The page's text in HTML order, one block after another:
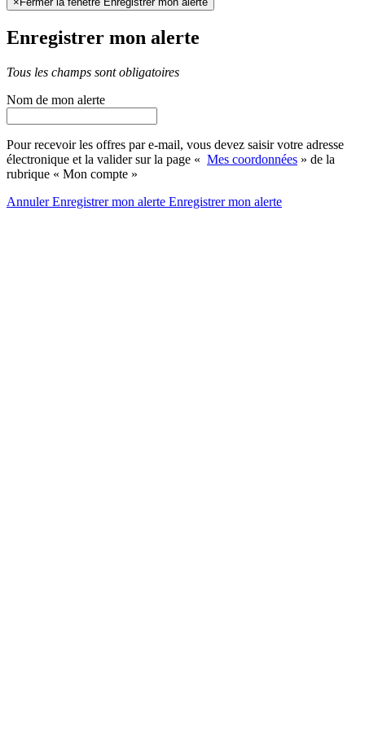
Enregistrer mon alerte
Tous les champs sont obligatoires
Nom de mon alerte
Pour recevoir les offres par e-mail, vous devez saisir votre adresse
électronique et la valider sur la page « Mes coordonnées » de la
rubrique « Mon compte »
AnnulerEnregistrer mon alerte Enregistrermon alerte